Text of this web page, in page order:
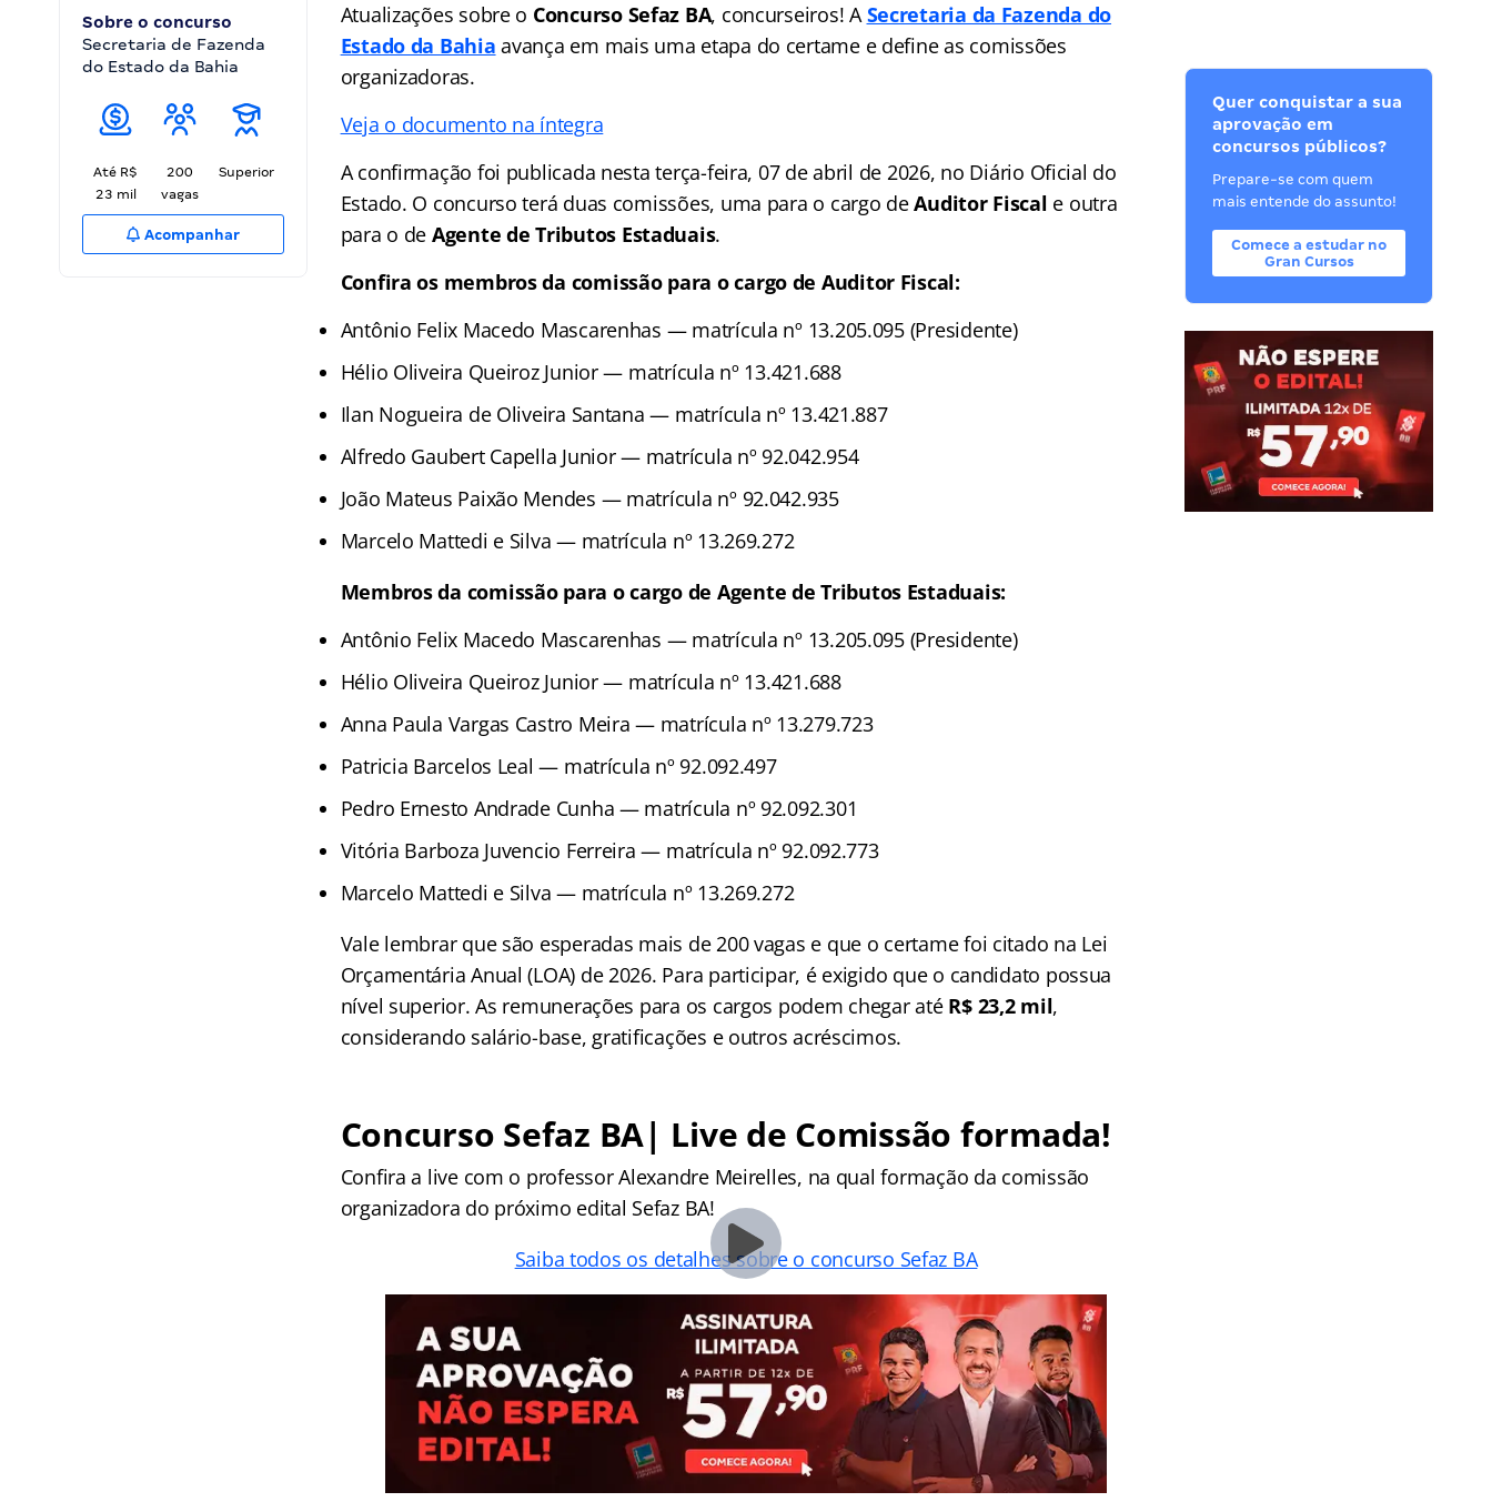
Sobre o concurso
Secretaria de Fazenda
do Estado da Bahia
Até R$
23 mil
200
vagas
Superior
Acompanhar
Atualizações sobre o Concurso Sefaz BA, concurseiros! ASecretaria da Fazenda do
Estado da Bahia avança em mais uma etapa do certame e define as comissões
organizadoras.
Veja o documento na íntegra
A confirmação foi publicada nesta terça-feira, 07 de abril de 2026, no Diário Oficial do
Estado. O concurso terá duas comissões, uma para o cargo deAuditor Fiscal e outra
para o de Agente de Tributos Estaduais.
Confira os membros da comissão para o cargo de Auditor Fiscal:
Antônio Felix Macedo Mascarenhas — matrícula nº 13.205.095 (Presidente)
Hélio Oliveira Queiroz Junior — matrícula nº 13.421.688
Ilan Nogueira de Oliveira Santana — matrícula nº 13.421.887
Alfredo Gaubert Capella Junior — matrícula nº 92.042.954
João Mateus Paixão Mendes — matrícula nº 92.042.935
Marcelo Mattedi e Silva — matrícula nº 13.269.272
Membros da comissão para o cargo de Agente de Tributos Estaduais:
Antônio Felix Macedo Mascarenhas — matrícula nº 13.205.095 (Presidente)
Hélio Oliveira Queiroz Junior — matrícula nº 13.421.688
Anna Paula Vargas Castro Meira — matrícula nº 13.279.723
Patricia Barcelos Leal — matrícula nº 92.092.497
Pedro Ernesto Andrade Cunha — matrícula nº 92.092.301
Vitória Barboza Juvencio Ferreira — matrícula nº 92.092.773
Marcelo Mattedi e Silva — matrícula nº 13.269.272
Vale lembrar que são esperadas mais de 200 vagas e que o certame foi citado na Lei
Orçamentária Anual (LOA) de 2026. Para participar, é exigido que o candidato possua
nível superior. As remunerações para os cargos podem chegar até R$ 23,2 mil,
considerando salário-base, gratificações e outros acréscimos.
Concurso Sefaz BA| Live de Comissão formada!
Confira a live com o professor Alexandre Meirelles, na qual formação da comissão
organizadora do próximo edital Sefaz BA!
Saiba todos os detalhes sobre o concurso Sefaz BA
Quer conquistar a sua
aprovação em
concursos públicos?
Prepare-se com quem
mais entende do assunto!
Comece a estudar no
Gran Cursos